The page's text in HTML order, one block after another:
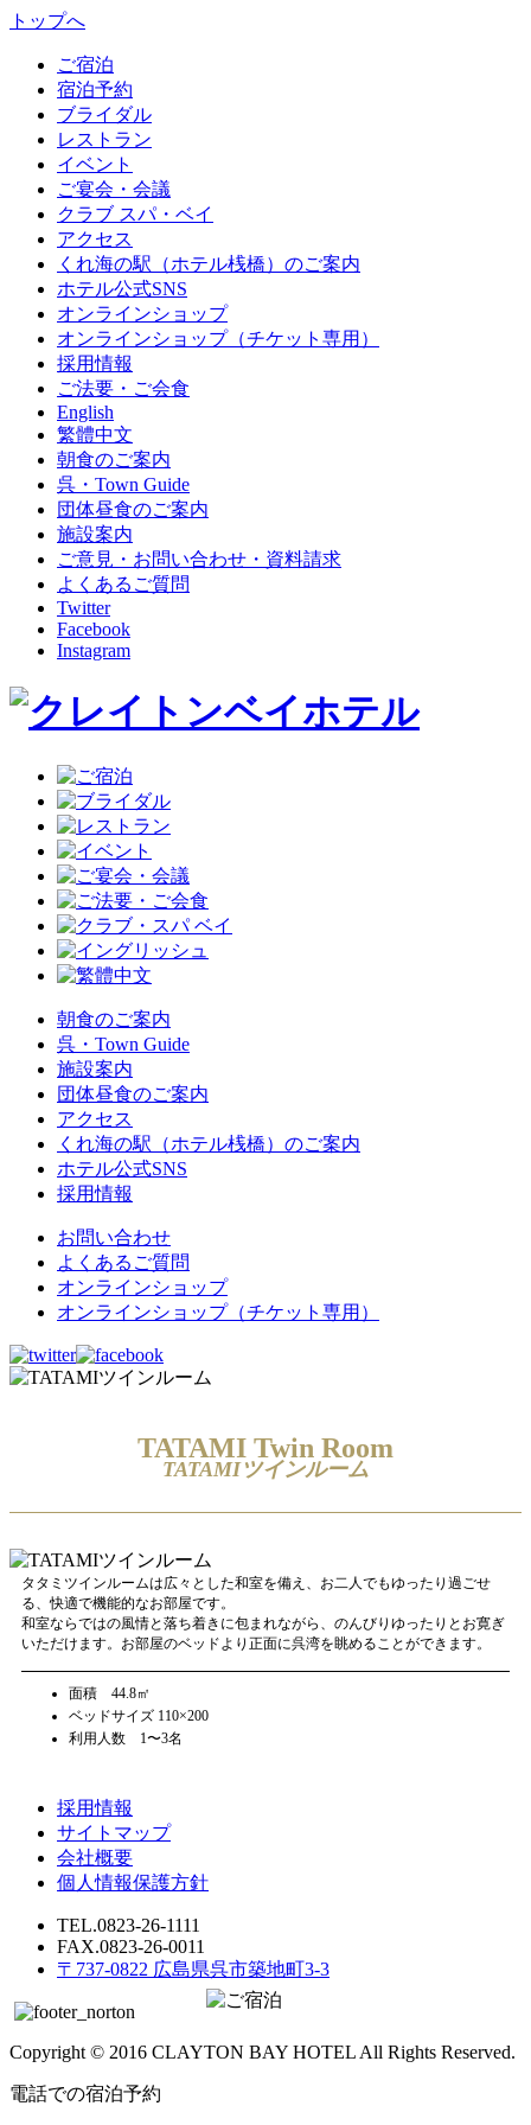
トップへ
ご宿泊
宿泊予約
ブライダル
レストラン
イベント
ご宴会・会議
クラブ スパ・ベイ
アクセス
くれ海の駅（ホテル桟橋）のご案内
ホテル公式SNS
オンラインショップ
オンラインショップ（チケット専用）
採用情報
ご法要・ご会食
English
繁體中文
朝食のご案内
呉・Town Guide
団体昼食のご案内
施設案内
ご意見・お問い合わせ・資料請求
よくあるご質問
Twitter
Facebook
Instagram
朝食のご案内
呉・Town Guide
施設案内
団体昼食のご案内
アクセス
くれ海の駅（ホテル桟橋）のご案内
ホテル公式SNS
採用情報
お問い合わせ
よくあるご質問
オンラインショップ
オンラインショップ（チケット専用）
TATAMI Twin Room
TATAMIツインルーム
タタミツインルームは広々とした和室を備え、お二人でもゆったり過ごせ
る、快適で機能的なお部屋です。
和室ならではの風情と落ち着きに包まれながら、のんびりゆったりとお寛ぎ
いただけます。お部屋のベッドより正面に呉湾を眺めることができます。
面積 44.8㎡
ベッドサイズ 110×200
利用人数 1〜3名
採用情報
サイトマップ
会社概要
個人情報保護方針
TEL.0823-26-1111
FAX.0823-26-0011
〒737-0822 広島県呉市築地町3-3
Copyright © 2016 CLAYTON BAY HOTEL All Rights Reserved.
電話での宿泊予約